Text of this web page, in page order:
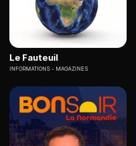
Le Fauteuil
INFORMATIONS MAGAZINES